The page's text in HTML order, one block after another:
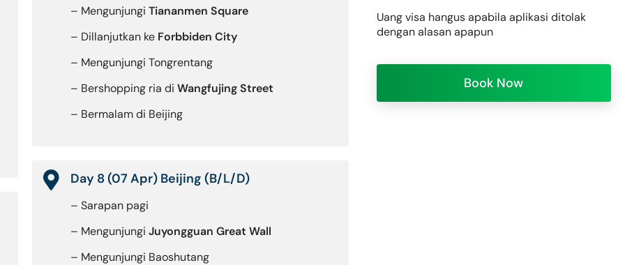
– Mengunjungi Tiananmen Square
– Dillanjutkan ke Forbbiden City
– Mengunjungi Tongrentang
– Bershopping ria di Wangfujing Street
– Bermalam di Beijing
Day 8 (07 Apr) Beijing (B/L/D)
– Sarapan pagi
– Mengunjungi Juyongguan Great Wall
– Mengunjungi Baoshutang
Uang visa hangus apabila aplikasi ditolak
dengan alasan apapun
Book Now